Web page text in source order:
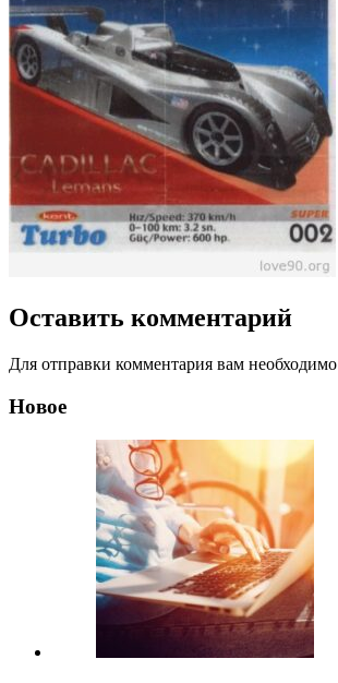
Оставить комментарий
Для отправки комментария вам необходимо
Новое